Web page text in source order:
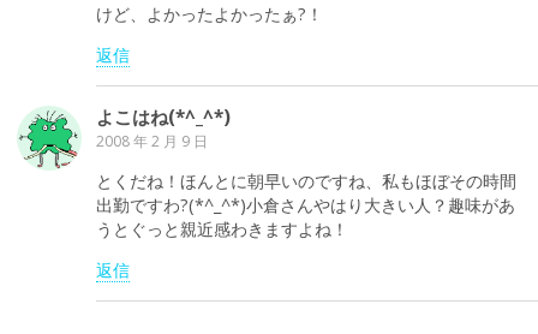
けど、よかったよかったぁ?！
返信
よこはね(*^_^*)
2008 年 2 月 9 日
とくだね！ほんとに朝早いのですね、私もほぼその時間
出勤ですわ?(*^_^*)小倉さんやはり大きい人？趣味があ
うとぐっと親近感わきますよね！
返信